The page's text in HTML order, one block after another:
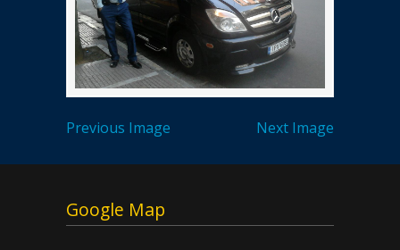
Previous Image Next Image
Google Map